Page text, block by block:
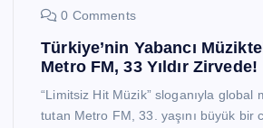
0 Comments
Türkiye’nin Yabancı
Metro FM, 33 Yıldır Zirvede!
“Limitsiz Hit Müzik” sloganıyla global
tutan Metro FM, 33. yaşını büyük bir